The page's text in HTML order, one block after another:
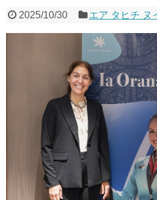
2025/10/30 エア タヒチ ヌ